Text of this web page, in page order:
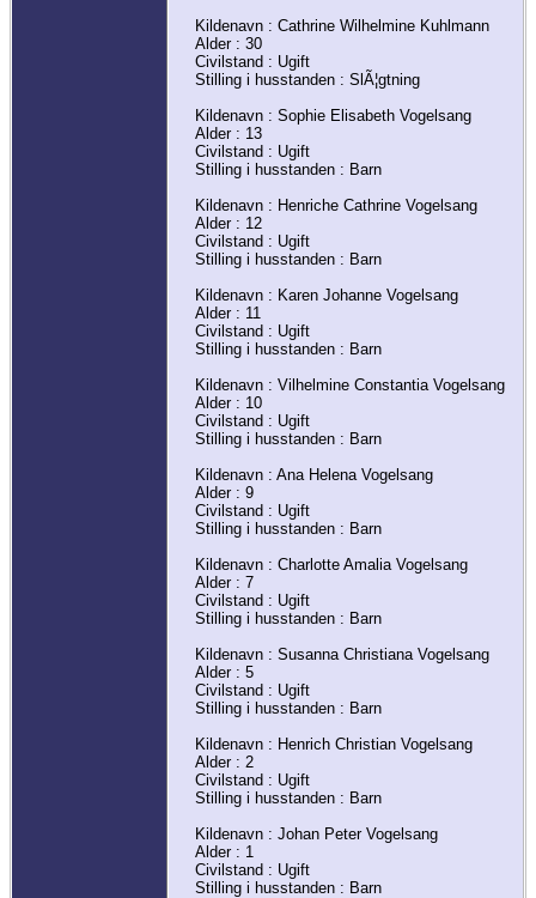
Kildenavn : Cathrine Wilhelmine Kuhlmann
Alder : 30
Civilstand : Ugift
Stilling i husstanden : SlÃ¦gtning
Kildenavn : Sophie Elisabeth Vogelsang
Alder : 13
Civilstand : Ugift
Stilling i husstanden : Barn
Kildenavn : Henriche Cathrine Vogelsang
Alder : 12
Civilstand : Ugift
Stilling i husstanden : Barn
Kildenavn : Karen Johanne Vogelsang
Alder : 11
Civilstand : Ugift
Stilling i husstanden : Barn
Kildenavn : Vilhelmine Constantia Vogelsang
Alder : 10
Civilstand : Ugift
Stilling i husstanden : Barn
Kildenavn : Ana Helena Vogelsang
Alder : 9
Civilstand : Ugift
Stilling i husstanden : Barn
Kildenavn : Charlotte Amalia Vogelsang
Alder : 7
Civilstand : Ugift
Stilling i husstanden : Barn
Kildenavn : Susanna Christiana Vogelsang
Alder : 5
Civilstand : Ugift
Stilling i husstanden : Barn
Kildenavn : Henrich Christian Vogelsang
Alder : 2
Civilstand : Ugift
Stilling i husstanden : Barn
Kildenavn : Johan Peter Vogelsang
Alder : 1
Civilstand : Ugift
Stilling i husstanden : Barn